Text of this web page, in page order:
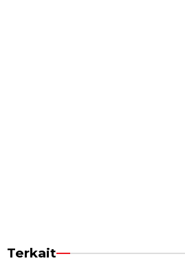
Terkait